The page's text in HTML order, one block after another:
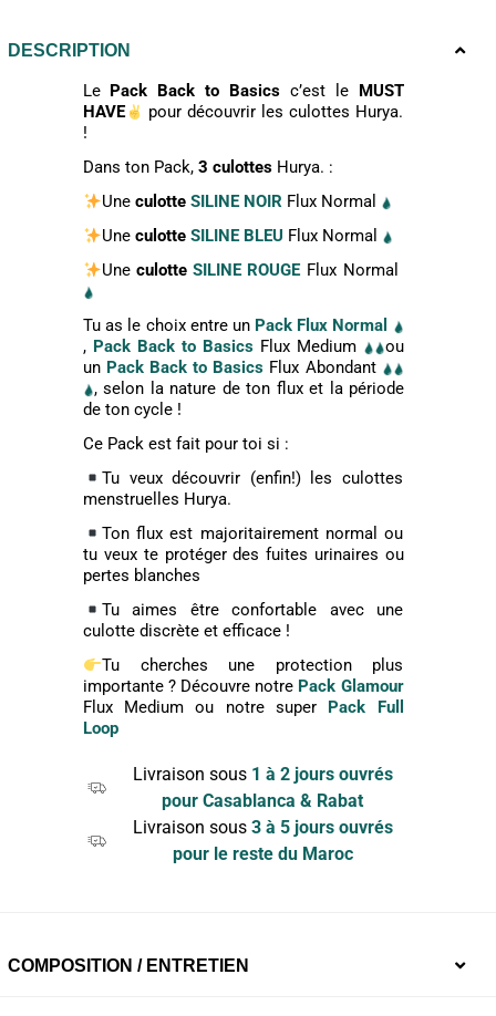
DESCRIPTION
Le Pack Back to Basics c’est le
MUST
HAVE
pour découvrir les culottes Hurya.
!
Dans ton Pack, 3 culottes Hurya. :
UneculotteSILINE NOIR Flux Normal
UneculotteSILINE BLEU Flux Normal
UneculotteSILINE ROUGE Flux Normal
Tu as le choix entre un Pack Flux Normal
, Pack Back to Basics Flux Medium
ou
un Pack Back to Basics Flux Abondant
, selon la nature de ton flux et la période
de ton cycle !
Ce Pack est fait pour toi si :
Tu veux découvrir (enfin!) les culottes
menstruelles Hurya.
Ton flux est majoritairement normal ou
tu veux te protéger des fuites urinaires ou
pertes blanches
Tu aimes être confortable avec une
culotte discrète et efficace !
Tu cherches une protection plus
importante ? Découvre notre Pack Glamour
Flux Medium ou notre super
Pack Full
Loop
Livraison sous 1 à 2 jours ouvrés
pour Casablanca & Rabat
Livraison sous 3 à 5 jours ouvrés
pour le reste du Maroc
COMPOSITION / ENTRETIEN